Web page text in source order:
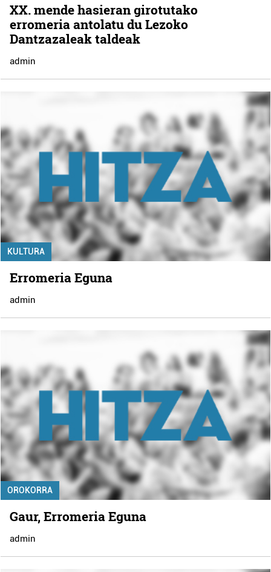
XX. mende hasieran girotutako
erromeria antolatu du Lezoko
Dantzazaleak taldeak
admin
KULTURA
Erromeria Eguna
admin
OROKORRA
Gaur, Erromeria Eguna
admin